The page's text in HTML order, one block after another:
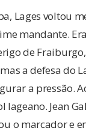
Lages voltou
mandante.
de
a defesa do
a pressão.
lageano. Jean
o marcador e